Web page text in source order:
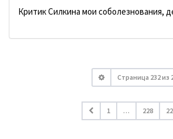
Критик Силкина мои соболезнования,
Страница 232из
1 … 228